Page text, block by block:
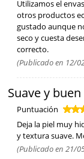
Utilizamos el
otros productos
gustado aunque
seco y cuesta
correcto.
(Publicado en 12/
Suave y
Puntuación
Deja la piel muy
y textura suave.
(Publicado en 21/